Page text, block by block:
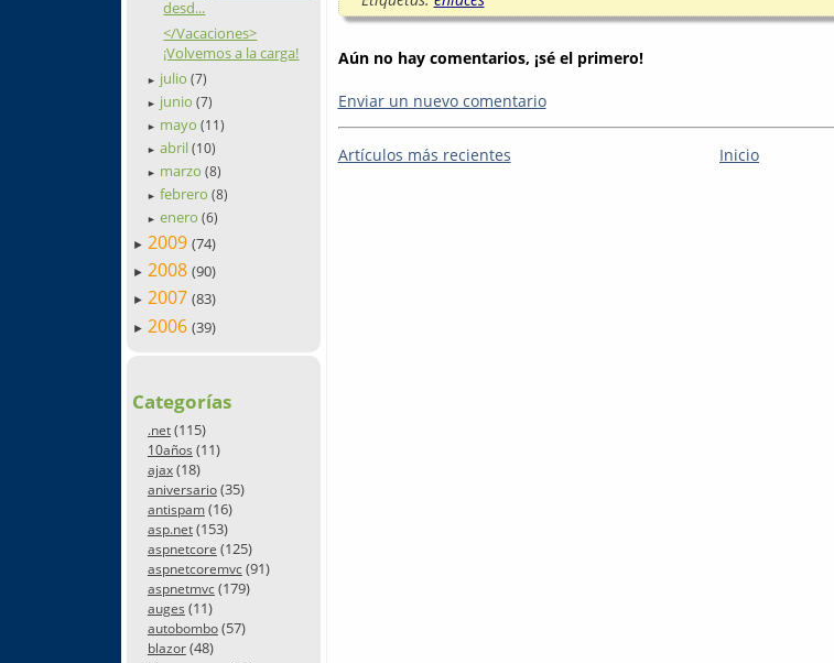
desd...
</Vacaciones>
¡Volvemos a la carga!
► julio(7)
► junio(7)
► mayo(11)
► abril(10)
► marzo(8)
► febrero(8)
► enero(6)
► 2009 (74)
► 2008 (90)
► 2007 (83)
► 2006 (39)
Categorías
.net(115)
10años (11)
ajax(18)
aniversario(35)
antispam(16)
asp.net(153)
aspnetcore (125)
aspnetcoremvc(91)
aspnetmvc(179)
auges (11)
autobombo(57)
blazor(48)
Aún no hay comentarios, ¡sé el primero!
Enviar un nuevo comentario
Artículos más recientes Inicio